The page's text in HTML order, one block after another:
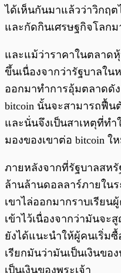
ได้เห็นกันมาแล้วว่าวิกฤ
และกัดกินเศรษฐกิจโลกม
และแม้ว่าราคาในตลาด
ขึ้นเนื่องจากว่ารัฐบาลใน
ออกมาทำการอุ้มตลาดดั
bitcoin นั้นจะสามารถฟื้น
และนั่นจึงเป็นสาเหตุที่ทำ
มองของเขาต่อ bitcoin ใ
ภายหลังจากที่รัฐบาลสห
ล้านล้านดอลลาร์ภายใน
เขาไล่ออกมากราบเรียน
เข้าไว้เนื่องจากว่ามันจะ
ยังได้แนะนำให้ผู้คนเริ่ม
เรียกมันว่ามันเป็นเงินข
เป็นเงินของพระเจ้า